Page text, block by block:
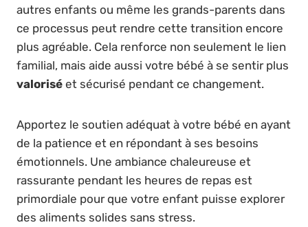
autres enfants ou même les grands-parents dans
ce processus peut rendre cette transition encore
plus agréable. Cela renforce non seulement le lien
familial, mais aide aussi votre bébé à se sentir plus
valorisé et sécurisé pendant ce changement.
Apportez le soutien adéquat à votre bébé en ayant
de la patience et en répondant à ses besoins
émotionnels. Une ambiance chaleureuse et
rassurante pendant les heures de repas est
primordiale pour que votre enfant puisse explorer
des aliments solides sans stress.